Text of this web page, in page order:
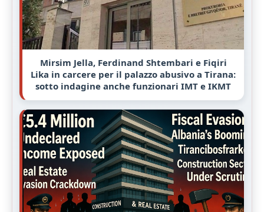
Mirsim Jella, Ferdinand Shtembari e Fiqiri
Lika in carcere per il palazzo abusivo a Tirana:
sotto indagine anche funzionari IMT e IKMT